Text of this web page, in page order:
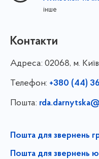
інше
Контакти
Адреса: 02068, м.
Телефон: +380 (44)
Пошта:
Пошта для звернень
Пошта для звернень